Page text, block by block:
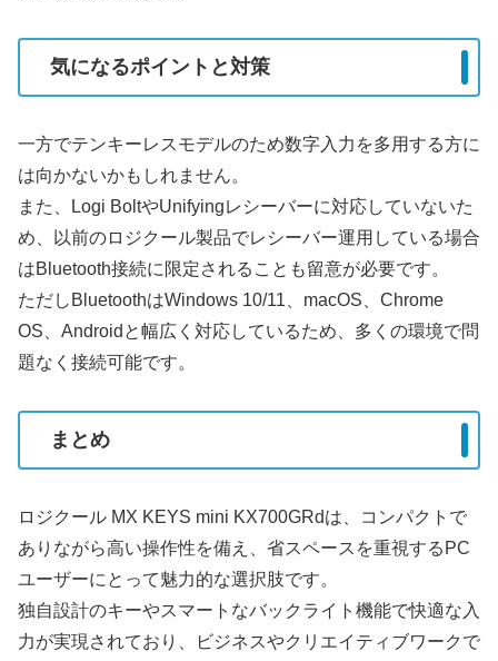
気になるポイントと対策
一方でテンキーレスモデルのため数字入力を多用する方に
は向かないかもしれません。
また、Logi BoltやUnifyingレシーバーに対応していないた
め、以前のロジクール製品でレシーバー運用している場合
はBluetooth接続に限定されることも留意が必要です。
ただしBluetoothはWindows 10/11、macOS、Chrome
OS、Androidと幅広く対応しているため、多くの環境で問
題なく接続可能です。
まとめ
ロジクール MX KEYS mini KX700GRdは、コンパクトで
ありながら高い操作性を備え、省スペースを重視するPC
ユーザーにとって魅力的な選択肢です。
独自設計のキーやスマートなバックライト機能で快適な入
力が実現されており、ビジネスやクリエイティブワークで